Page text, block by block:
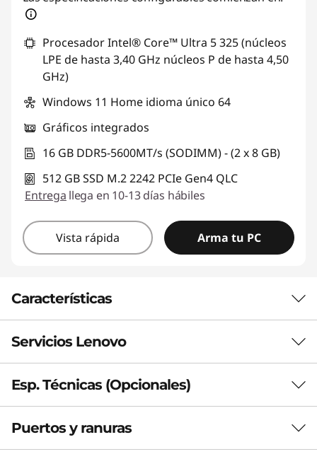
Procesador Intel® Core™ Ultra 5 325 (núcleos
LPE de hasta 3,40 GHz núcleos P de hasta 4,50
GHz)
Windows 11 Home idioma único 64
Gráficos integrados
16 GB DDR5-5600MT/s (SODIMM) - (2 x 8 GB)
512 GB SSD M.2 2242 PCIe Gen4 QLC
Entrega llega en 10-13 días hábiles
Vista rápida Arma tu PC
Características
DELGADA, RESISTENTE Y SOSTENIBLE
Libertad en cada
pliegue
Descubre un poco de libertad personal
dondequiera que vayas. La laptop IdeaPad 5i 2
Servicios Lenovo
Premium Care Plus
Lenovo Premium Care Plus brinda un soporte y
seguridad más inteligente para tu equipo, con una
Esp. Técnicas (Opcionales)
Rendimiento
Puertos y ranuras